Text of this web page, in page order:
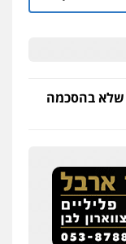
בהסכמה